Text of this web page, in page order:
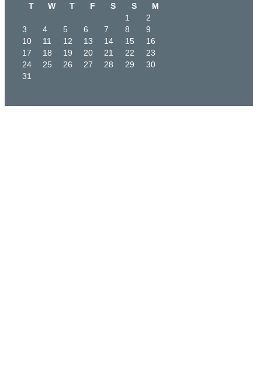
T
W T F S S
M
1
2
3
4 5 6 7 8
9
10
11 12 13 14 15
16
17
18 19 20 21 22
23
24
25 26 27 28 29
30
31